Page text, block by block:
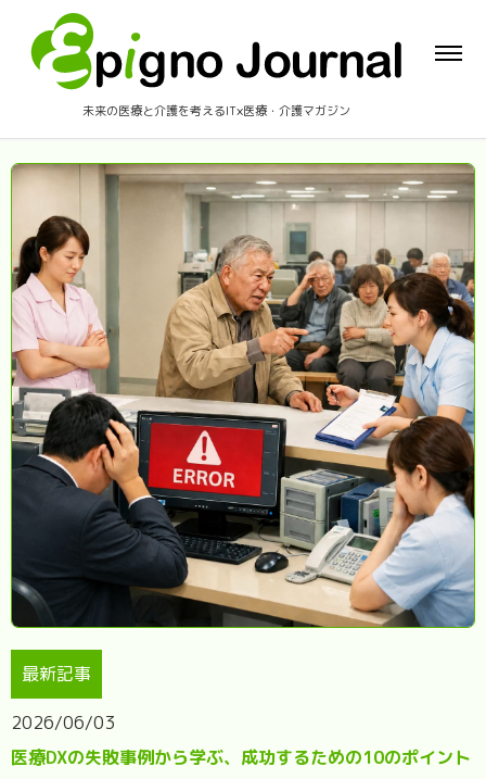
未来の医療と介護を考えるIT×医療・介護マガジン
最新記事
2026/06/03
医療DXの失敗事例から学ぶ、成功するための10のポイント